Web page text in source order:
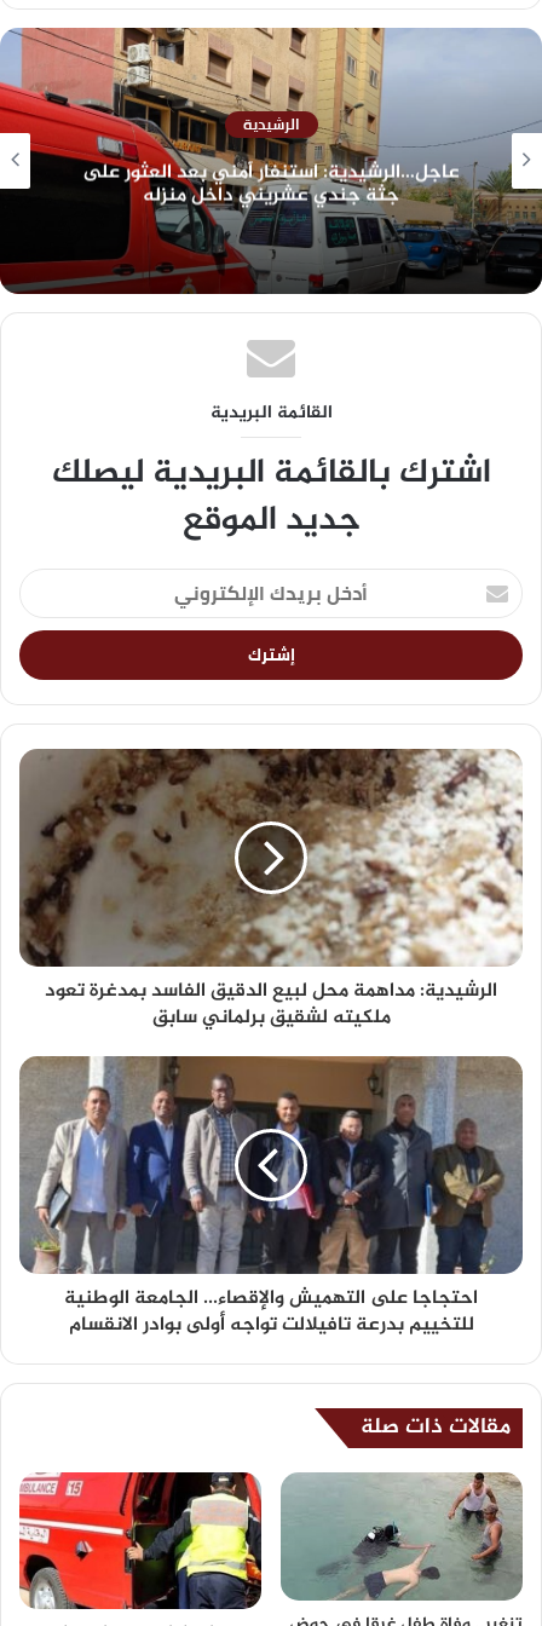
الرشيدية
عاجل…الرشيدية: استنفار أمني بعد العثور على
جثة جندي عشريني داخل منزله
القائمة البريدية
اشترك بالقائمة البريدية ليصلك
جديد الموقع
الرشيدية: مداهمة محل لبيع الدقيق الفاسد بمدغرة تعود
ملكيته لشقيق برلماني سابق
احتجاجا على التهميش والإقصاء... الجامعة الوطنية
للتخييم بدرعة تافيلالت تواجه أولى بوادر الانقسام
مقالات ذات صلة